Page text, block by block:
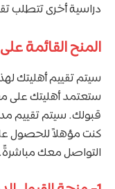
دراسية أخرى تتطلب
المنح القائمة
سيتم تقييم أهليتك
ستعتمد أهليتك على
قبولك. سيتم تقييم مدى
كنت مؤهلاً للحصول
التواصل معك مباشرةً.